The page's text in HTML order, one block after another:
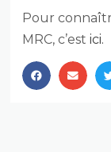
Pour
MRC, c’estici.